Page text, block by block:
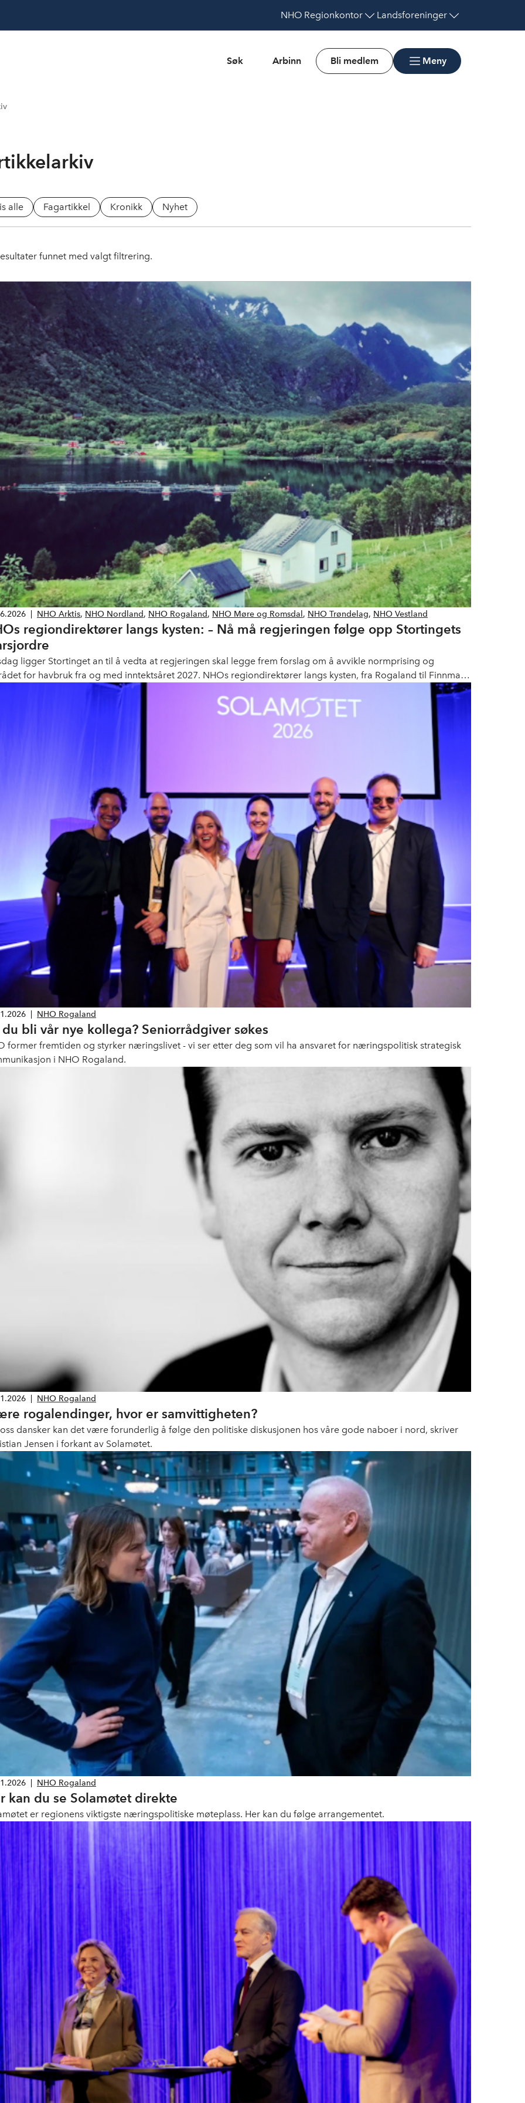
NHO Regionkontor Landsforeninger
Søk Arbinn Bli medlem Meny
alle Fagartikkel Kronikk Nyhet
funnet med valgt filtrering.
NHO Arktis, NHO Nordland, NHO Rogaland, NHO Møre og Romsdal , NHO Trøndelag, NHO Vestland
regiondirektører langs kysten: – Nå må regjeringen følge opp Stortingets
ligger Stortinget an til å vedta at regjeringen skal legge frem forslag om å avvikle normprising og
for havbruk fra og med inntektsåret 2027. NHOs regiondirektører langs kysten, fra Rogaland til Finnmark,
følge opp raskt – og sikre havbruksnæringen nødvendig forutsigbarhet for fortsatt å skape
og levende lokalsamfunn.
NHO Rogaland
bli vår nye kollega? Seniorrådgiver søkes
former fremtiden og styrker næringslivet - vi ser etter deg som vil ha ansvaret for næringspolitisk strategisk
i NHO Rogaland.
NHO Rogaland
rogalendinger, hvor er samvittigheten?
dansker kan det være forunderlig å følge den politiske diskusjonen hos våre gode naboer i nord, skriver
Jensen i forkant av Solamøtet.
NHO Rogaland
kan du se Solamøtet direkte
er regionens viktigste næringspolitiske møteplass. Her kan du følge arrangementet.